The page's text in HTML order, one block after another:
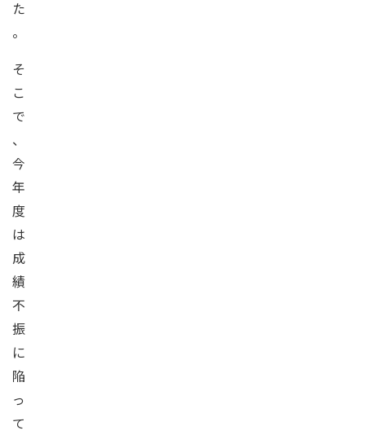
た
。
そ
こ
で
、
今
年
度
は
成
績
不
振
に
陥
っ
て